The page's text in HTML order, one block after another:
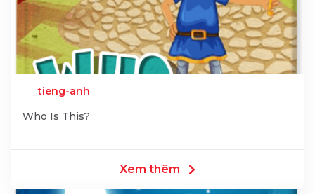
tieng-anh
Who Is This?
Xem thêm